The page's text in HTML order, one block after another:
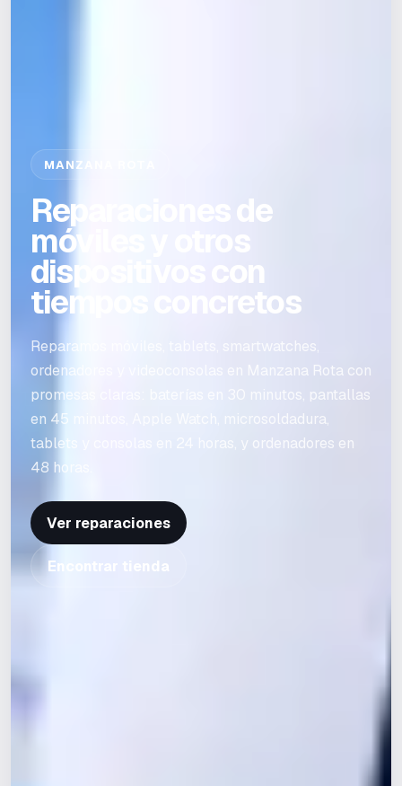
MANZANA ROTA
Reparaciones de
móviles y otros
dispositivos con
tiempos concretos
Reparamos móviles, tablets, smartwatches,
ordenadores y videoconsolas en Manzana Rota con
promesas claras: baterías en 30 minutos, pantallas
en 45 minutos, Apple Watch, microsoldadura,
tablets y consolas en 24 horas, y ordenadores en
48 horas.
Ver reparaciones
Encontrar tienda